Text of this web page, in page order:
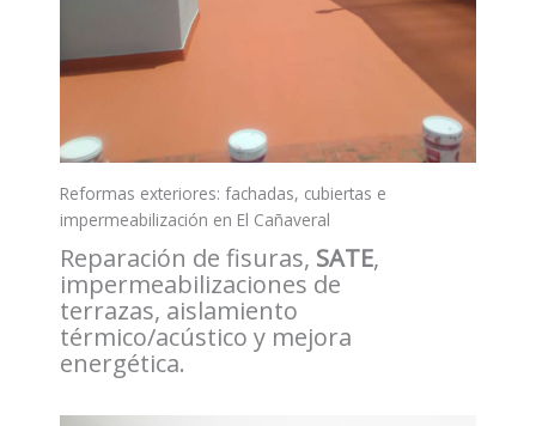
Reformas exteriores: fachadas, cubiertas e
impermeabilización en El Cañaveral
Reparación de fisuras, SATE,
impermeabilizaciones de
terrazas, aislamiento
térmico/acústico y mejora
energética.